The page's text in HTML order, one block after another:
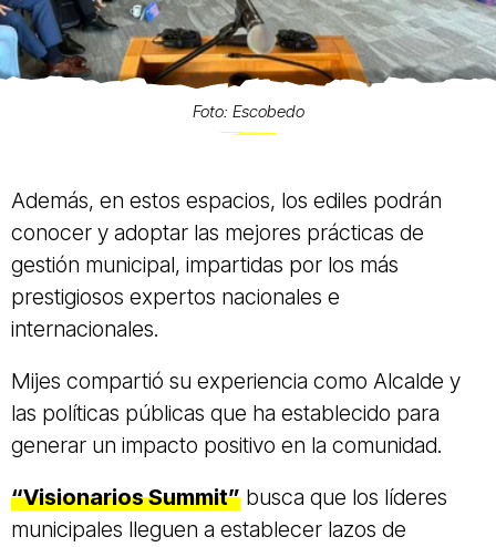
Foto: Escobedo
Además, en estos espacios, los ediles podrán
conocer y adoptar las mejores prácticas de
gestión municipal, impartidas por los más
prestigiosos expertos nacionales e
internacionales.
Mijes compartió su experiencia como Alcalde y
las políticas públicas que ha establecido para
generar un impacto positivo en la comunidad.
“Visionarios Summit” busca que los líderes
municipales lleguen a establecer lazos de